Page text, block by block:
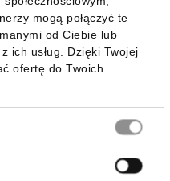
mogą połączyć te
od Ciebie lub
ich usług. Dzięki Twojej
ofertę do Twoich
mobilną: